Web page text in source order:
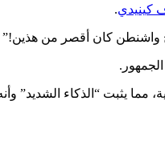
كينيدي.
واشنطن كان أقصر من